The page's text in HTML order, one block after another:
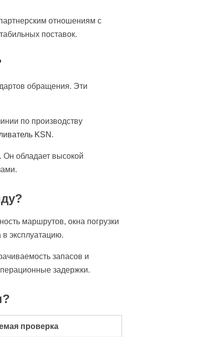
отношениям с
поставок.
обращения. Эти
по производству
KSN .
Он обладает высокой
маршрутов, окна погрузки
эксплуатацию.
запасов и
задержки.
проверка